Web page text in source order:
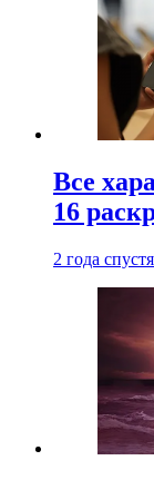
Все
16
2 года спустя